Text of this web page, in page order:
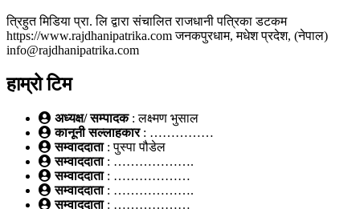
त्रिहुत मिडिया प्रा. लि द्वारा संचालित राजधानी पत्रिका डटकम
https://www.rajdhanipatrika.com जनकपुरधाम, मधेश प्रदेश, (नेपाल)
info@rajdhanipatrika.com
हाम्रो टिम
अध्यक्ष/ सम्पादक: लक्ष्मण भुसाल
कानूनी सल्लाहकार : ……………
सम्वाददाता: पुस्पा पौडेल
सम्वाददाता : ……………….
सम्वाददाता: ………………
सम्वाददाता: ……………….
सम्वाददाता: ………………